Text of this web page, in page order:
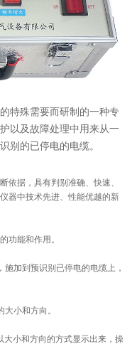
殊需要而研制的一种专
以及故障处理中用来从一
别的已停电的电缆。
据，具有判别准确、快速、
器中技术先进、性能优越的新
能和作用。
加到预识别已停电的电缆上，
小和方向。
大小和方向的方式显示出来，操